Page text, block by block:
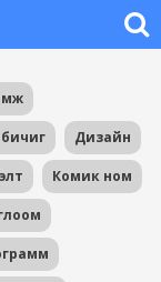
Дизайн
Комик ном